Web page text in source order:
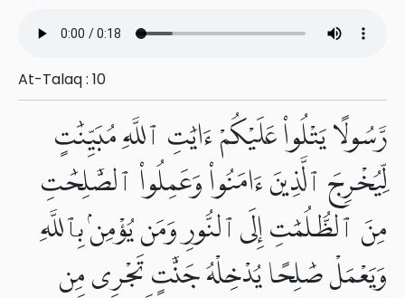
At-Talaq : 10
رَّسُولًا يَتْلُوا۟ عَلَيْكُمْ ءَايَٰتِ ٱللَّهِ مُبَيِّنَٰتٍ
لِّيُخْرِجَ ٱلَّذِينَ ءَامَنُوا۟ وَعَمِلُوا۟ ٱلصَّٰلِحَٰتِ
مِنَ ٱلظُّلُمَٰتِ إِلَى ٱلنُّورِ وَمَن يُؤْمِنۢ بِٱللَّهِ
وَيَعْمَلْ صَٰلِحًا يُدْخِلْهُ جَنَّٰتٍ تَجْرِى مِن